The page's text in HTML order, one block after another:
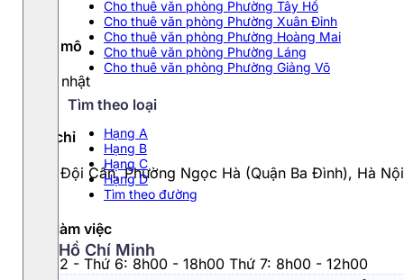
Cho thuê văn phòng Phường Tây Hồ
Cho thuê văn phòng Phường Xuân Đỉnh
Cho thuê văn phòng Phường Hoàng Mai
Cho thuê văn phòng Phường Láng
Cho thuê văn phòng Phường Giảng Võ
Tìm theo loại
Hạng A
Hạng B
Hạng C
Hạng D
Tìm theo đường
Hồ Chí Minh
Quy mô
Cập nhật
Địa chỉ
266 Đội Cấn, Phường Ngọc Hà (Quận Ba Đình), Hà Nội
Giờ làm việc
Thứ 2 - Thứ 6: 8h00 - 18h00 Thứ 7: 8h00 - 12h00